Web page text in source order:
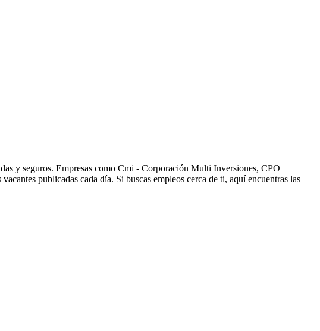
y seguros. Empresas como Cmi - Corporación Multi Inversiones, CPO
publicadas cada día. Si buscas empleos cerca de ti, aquí encuentras las